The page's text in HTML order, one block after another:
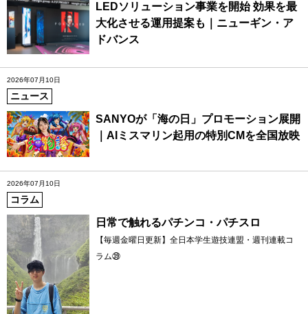
LEDソリューション事業を開始 効果を最
大化させる運用提案も｜ニューギン・ア
ドバンス
2026年07月10日
ニュース
SANYOが「海の日」プロモーション展開
｜AIミスマリン起用の特別CMを全国放映
2026年07月10日
コラム
日常で触れるパチンコ・パチスロ
【毎週金曜日更新】全日本学生遊技連盟・週刊連載コ
ラム㊴